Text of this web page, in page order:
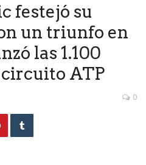
festejó su
un triunfo en
las 1.100
ATP
0